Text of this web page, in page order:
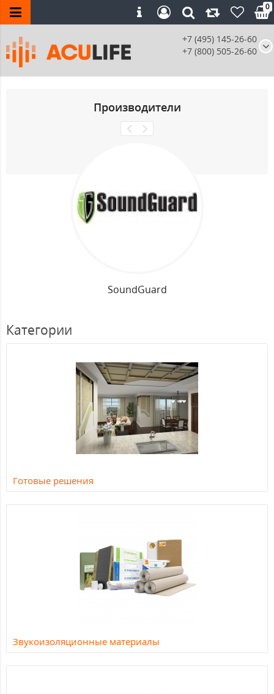
+7 (495) 145-26-60
+7 (800) 505-26-60
0
Производители
SoundGuard
Категории
Готовые решения
Звукоизоляционные материалы